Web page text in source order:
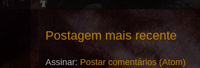
Postagem mais recente
Assinar: Postar comentários (Atom)